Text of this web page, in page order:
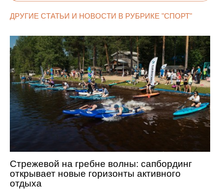
ДРУГИЕ СТАТЬИ И НОВОСТИ В РУБРИКЕ "СПОРТ"
Стрежевой на гребне волны: сапбординг
открывает новые горизонты активного
отдыха